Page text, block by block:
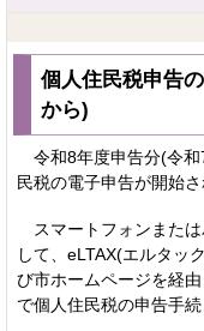
個人住民税申告
から)
令和8年度申告分(令和
民税の電子申告が開始
スマートフォンまたは
して、eLTAX(エルタッ
び市ホームページを経
で個人住民税の申告手